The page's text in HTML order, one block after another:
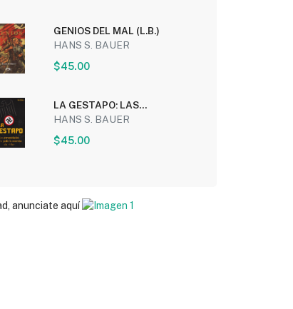
GENIOS DEL MAL (L.B.)
HANS S. BAUER
$45.00
LA GESTAPO: LAS
ATROCIDADES DE LA POLICIA
HANS S. BAUER
$45.00
anunciate aquí